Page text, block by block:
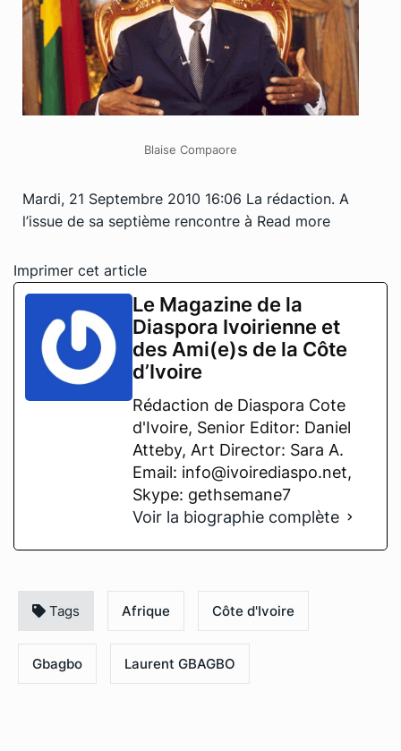
Blaise Compaore
Mardi, 21 Septembre 2010 16:06 La rédaction. A
l’issue de sa septième rencontre à Read more
Imprimer cet article
Le Magazine de la
Diaspora Ivoirienne et
des Ami(e)s de la Côte
d’Ivoire
Rédaction de Diaspora Cote
d'Ivoire, Senior Editor: Daniel
Atteby, Art Director: Sara A.
Email: info@ivoirediaspo.net,
Skype: gethsemane7
Voir la biographie complète
Tags Afrique Côte d'Ivoire
Gbagbo Laurent GBAGBO